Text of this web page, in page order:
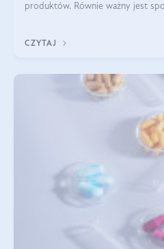
produktów. Równie ważny jest
CZYTAJ